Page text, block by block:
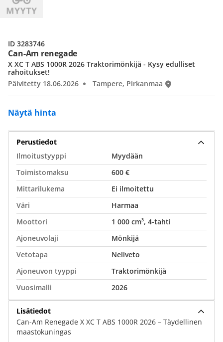
Can-Am renegade
Näytä hinta
X XC T ABS 1000R 2026 Traktorimönkijä - Kysy edulliset
rahoitukset!
Päivitetty 18.06.2026
Tampere, Pirkanmaa
ID 3283746
Perustiedot
Ilmoitustyyppi
Myydään
Toimistomaksu
600 €
Mittarilukema
Ei ilmoitettu
Väri
Harmaa
Moottori
1 000 cm³, 4-tahti
Ajoneuvolaji
Mönkijä
Vetotapa
Neliveto
Ajoneuvon tyyppi
Traktorimönkijä
Vuosimalli
2026
Lisätiedot
Can-Am Renegade X XC T ABS 1000R 2026 – Täydellinen
maastokuningas